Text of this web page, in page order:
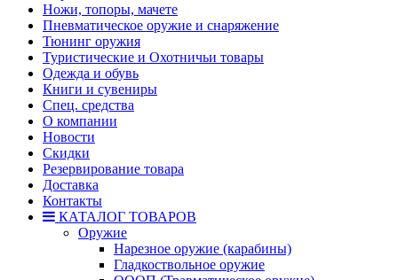
Ножи, топоры, мачете
Пневматическое оружие и снаряжение
Тюнинг оружия
Туристические и Охотничьи товары
Одежда и обувь
Книги и сувениры
Спец. средства
О компании
Новости
Скидки
Резервирование товара
Доставка
Контакты
КАТАЛОГ ТОВАРОВ
Оружие
Нарезное оружие (карабины)
Гладкоствольное оружие